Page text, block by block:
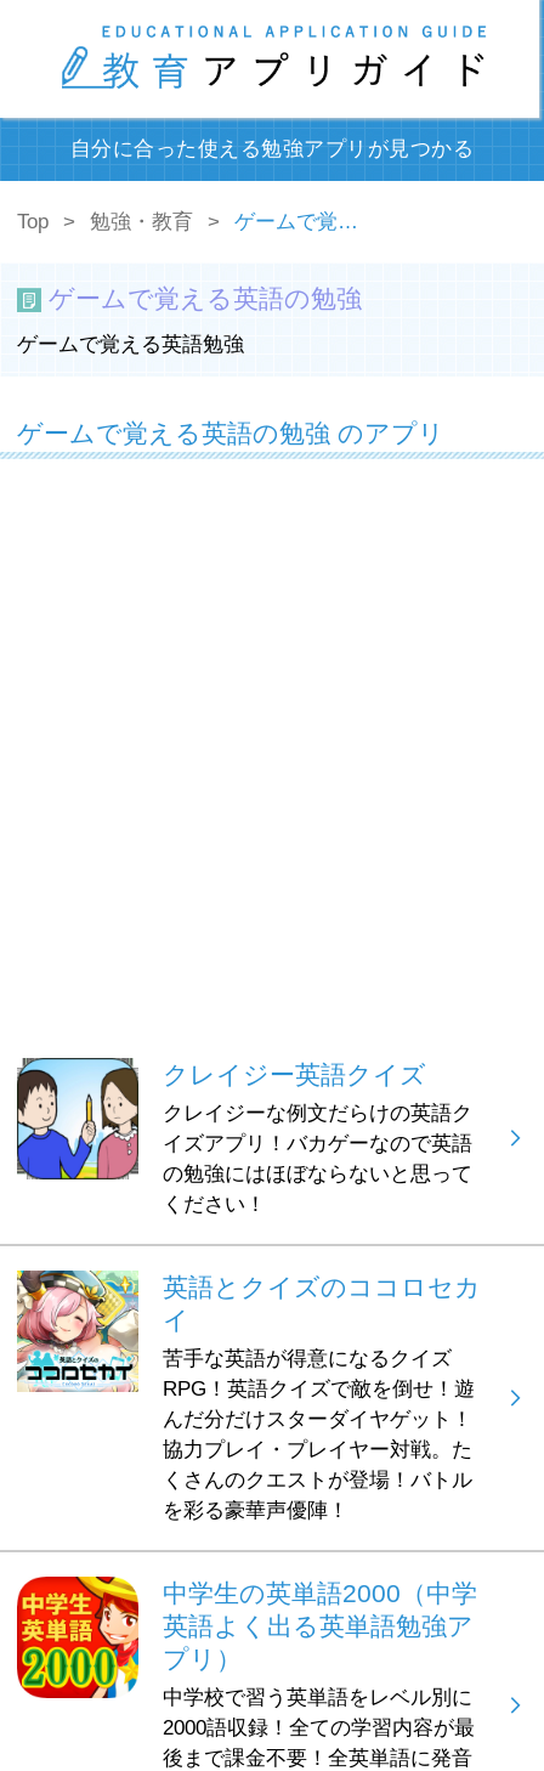
自分に合った使える勉強アプリが見つかる
Top 勉強・教育 ゲームで覚える英語の勉強
ゲームで覚える英語の勉強
ゲームで覚える英語勉強
ゲームで覚える英語の勉強 のアプリ
クレイジー英語クイズ
クレイジーな例文だらけの英語ク
イズアプリ！バカゲーなので英語
の勉強にはほぼならないと思って
ください！
英語とクイズのココロセカ
イ
苦手な英語が得意になるクイズ
RPG！英語クイズで敵を倒せ！遊
んだ分だけスターダイヤゲット！
協力プレイ・プレイヤー対戦。た
くさんのクエストが登場！バトル
を彩る豪華声優陣！
中学生の英単語2000（中学
英語よく出る英単語勉強ア
プリ）
中学校で習う英単語をレベル別に
2000語収録！全ての学習内容が最
後まで課金不要！全英単語に発音